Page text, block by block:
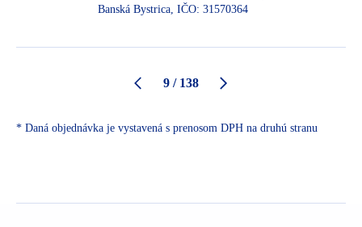
Banská Bystrica, IČO: 31570364
9 / 138
* Daná objednávka je vystavená s prenosom DPH na druhú stranu